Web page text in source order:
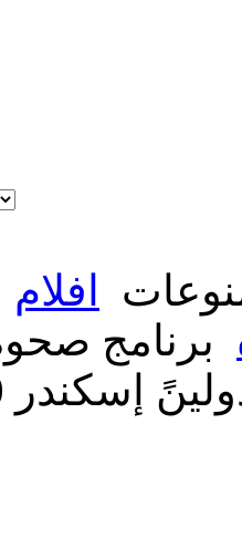
افلام
برنامج
30 ابريل 2025